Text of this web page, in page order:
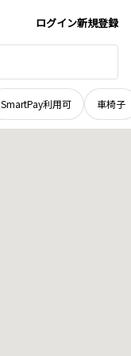
ログイン新規登録
SmartPay利用可 車椅子